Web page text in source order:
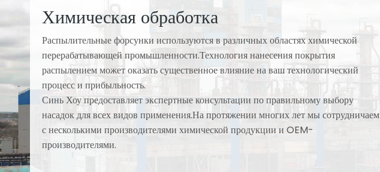
Химическая обработка
Распылительные форсунки используются в различных областях химической
перерабатывающей промышленности.Технология нанесения покрытия
распылением может оказать существенное влияние на ваш технологический
процесс и прибыльность.
Синь Хоу предоставляет экспертные консультации по правильному выбору
насадок для всех видов применения.На протяжении многих лет мы сотрудничаем
с несколькими производителями химической продукции и OEM-
производителями.